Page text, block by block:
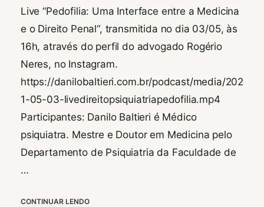
Live “Pedofilia: Uma Interface entre a Medicina
e o Direito Penal“, transmitida no dia 03/05, às
16h, através do perfil do advogado Rogério
Neres, no Instagram.
https://danilobaltieri.com.br/podcast/media/202
1-05-03-livedireitopsiquiatriapedofilia.mp4
Participantes: Danilo Baltieri é Médico
psiquiatra. Mestre e Doutor em Medicina pelo
Departamento de Psiquiatria da Faculdade de
…
CONTINUAR LENDOLIVE